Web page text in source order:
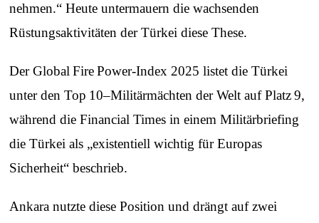
nehmen.“ Heute untermauern die wachsenden
Rüstungsaktivitäten der Türkei diese These.
Der Global Fire Power‑Index 2025 listet die Türkei
unter den Top 10–Militärmächten der Welt auf Platz 9,
während die Financial Times in einem Militärbriefing
die Türkei als „existentiell wichtig für Europas
Sicherheit“ beschrieb.
Ankara nutzte diese Position und drängt auf zwei